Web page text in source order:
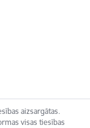
aizsargātas.
visas tiesības